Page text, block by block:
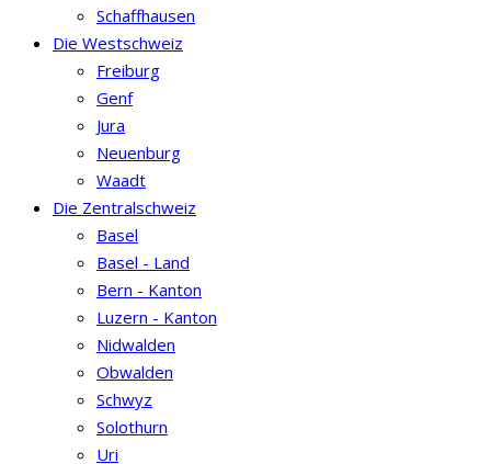
Schaffhausen
Die Westschweiz
Freiburg
Genf
Jura
Neuenburg
Waadt
Die Zentralschweiz
Basel
Basel - Land
Bern - Kanton
Luzern - Kanton
Nidwalden
Obwalden
Schwyz
Solothurn
Uri